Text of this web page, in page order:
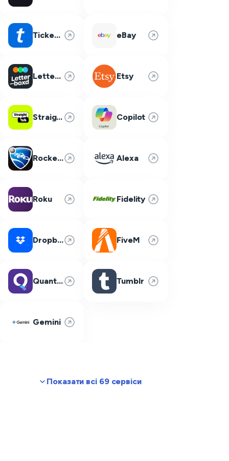
Ticketmaster eBay
Letterboxd Etsy
Straight Talk Copilot
Rocket League Alexa
Roku Fidelity
Dropbox FiveM
Quantum Fiber Tumblr
Gemini
Показати всі 69 сервіси